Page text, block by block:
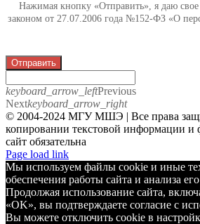
Нажимая кнопку «Отправить», я даю
законом от 27.07.2006 года №152-ФЗ «О
Отправить
keyboard_arrow_leftPrevious
Nextkeyboard_arrow_right
© 2004-2024 МГУ МШЭ | Все права
копировании текстовой информации и
сайт обязательна
Telegram
Page load link
Мы используем файлы cookie и иные
обеспечения работы сайта и анализа
Продолжая использование сайта,
«OK», вы подтверждаете согласие с
Вы можете отключить cookie в